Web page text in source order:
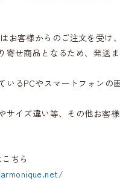
お客様からのご注文を受け
寄せ商品となるため、発送
いるPCやスマートフォンの
サイズ違い等、その他お客
ちら